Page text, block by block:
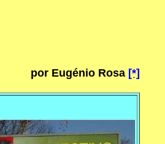
por Eugénio Rosa [*]